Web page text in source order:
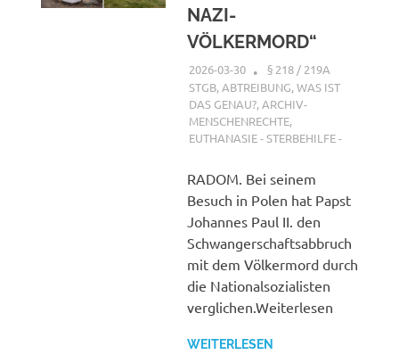
NAZI-
VÖLKERMORD“
2026-03-30 XX
§ 218 / 219A
STGB,ABTREIBUNG, WAS IST
DAS GENAU?,ARCHIV-
MENSCHENRECHTE,
EUTHANASIE - STERBEHILFE -
RADOM. Bei seinem
Besuch in Polen hat Papst
Johannes Paul II. den
Schwangerschaftsabbruch
mit dem Völkermord durch
die Nationalsozialisten
verglichen.Weiterlesen
WEITERLESEN